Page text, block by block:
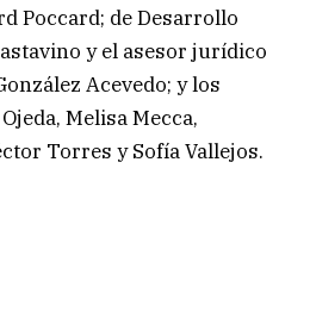
Poccard; de Desarrollo
y el asesor jurídico
Acevedo; y los
Melisa Mecca,
Torres y Sofía Vallejos.